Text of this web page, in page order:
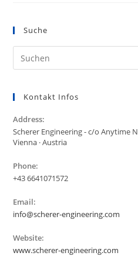
Suche
Kontakt Infos
Address:
Scherer Engineering - c/o Anytime
Vienna · Austria
Phone:
+43 6641071572
Email:
info@scherer-engineering.com
Website:
www.scherer-engineering.com